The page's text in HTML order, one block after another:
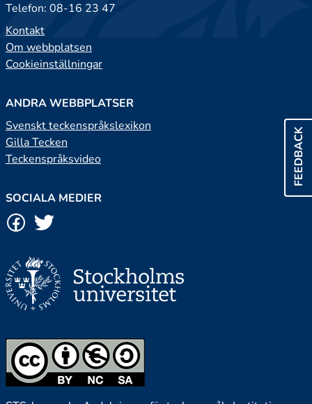
FEEDBACK
Telefon: 08-16 23 47
Kontakt
Om webbplatsen
Cookieinställningar
ANDRA WEBBPLATSER
Svenskt teckenspråkslexikon
Gilla Tecken
Teckenspråksvideo
SOCIALA MEDIER